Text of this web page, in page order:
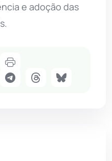
e adoção das